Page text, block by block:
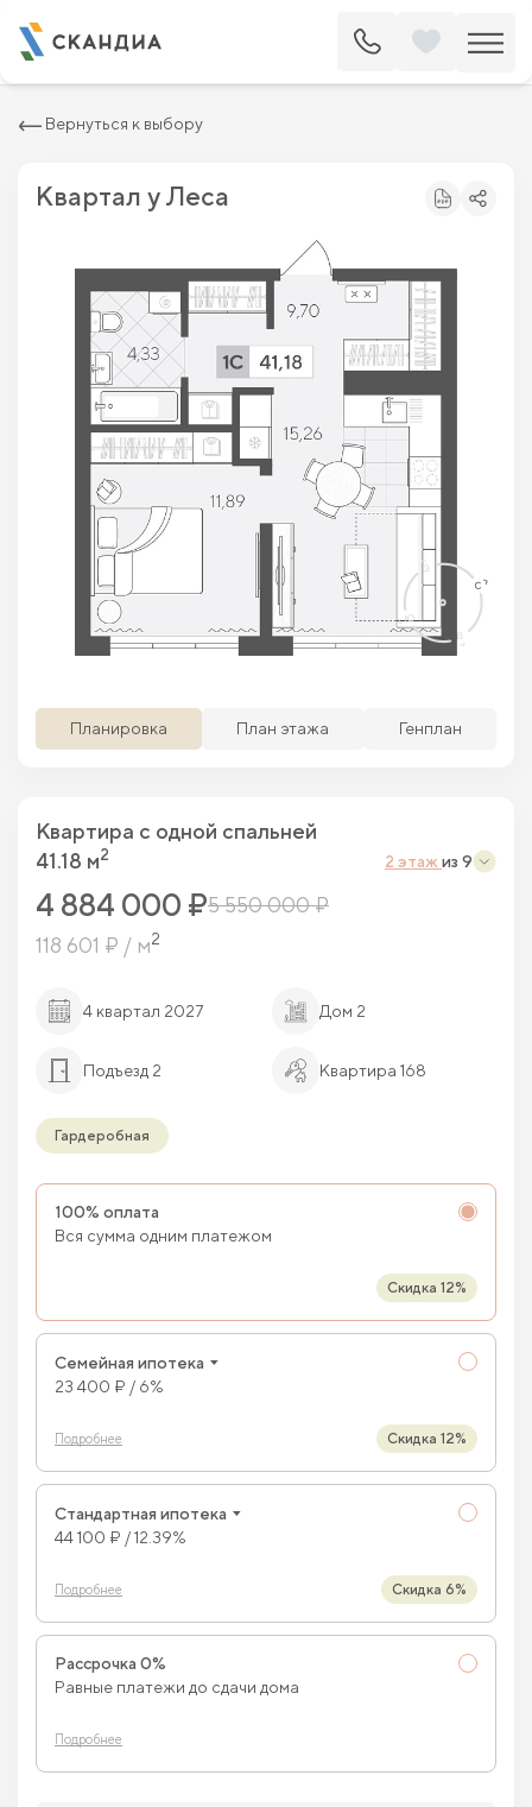
Вернуться к выбору
Квартал у Леса
Планировка План этажа Генплан
Квартира c одной спальней
41.18 м2 2 этаж из 9
4 884 000 ₽5 550 000 ₽
118 601 ₽ / м2
4 квартал 2027 Дом 2
Подъезд 2 Квартира 168
Гардеробная
100% оплата
Вся сумма одним платежом
Скидка 12%
Семейная ипотека
23 400 ₽ / 6%
Подробнее Скидка 12%
Стандартная ипотека
44 100 ₽ / 12.39%
Подробнее Скидка 6%
Рассрочка 0%
Равные платежи до сдачи дома
Подробнее
Квартира c одной спальней 41.18 м
4 884 000 ₽5 550 000 ₽